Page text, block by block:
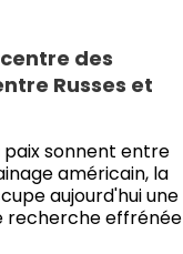
des
Russes et
paix sonnent entre
américain, la
aujourd'hui une
recherche effrénée